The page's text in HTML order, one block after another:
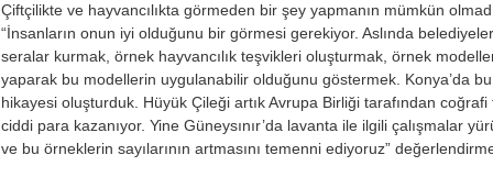
Çiftçilikte ve hayvancılıkta görmeden bir şey yapmanın mümkün
“İnsanların onun iyi olduğunu bir görmesi gerekiyor. Aslında
seralar kurmak, örnek hayvancılık teşvikleri oluşturmak, örnek
yaparak bu modellerin uygulanabilir olduğunu göstermek. Konya’da
hikayesi oluşturduk. Hüyük Çileği artık Avrupa Birliği tarafından coğrafi
ciddi para kazanıyor. Yine Güneysınır’da lavanta ile ilgili çalışmalar
ve bu örneklerin sayılarının artmasını temenni ediyoruz”